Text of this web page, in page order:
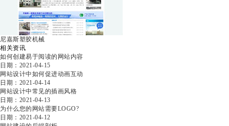
尼嘉斯塑胶机械
相关资讯
如何创建易于阅读的网站内容
日期：2021-04-15
网站设计中如何促进动画互动
日期：2021-04-14
网站设计中常见的插画风格
日期：2021-04-13
为什么您的网站需要LOGO?
日期：2021-04-12